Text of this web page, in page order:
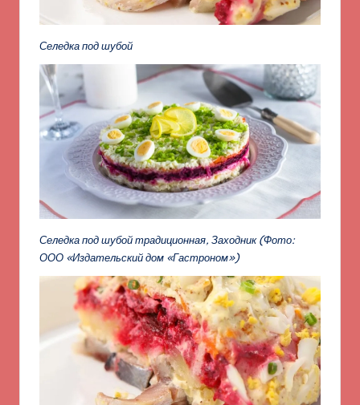
Селедка под шубой
Селедка под шубой традиционная, Заходник(Фото:
ООО «Издательский дом «Гастроном»)